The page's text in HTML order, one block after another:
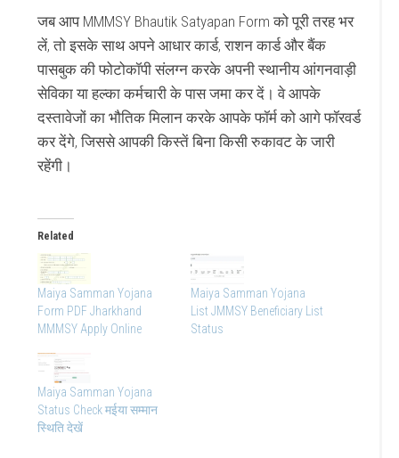
जब आप MMMSY Bhautik Satyapan Form को पूरी तरह भर
लें, तो इसके साथ अपने आधार कार्ड, राशन कार्ड और बैंक
पासबुक की फोटोकॉपी संलग्न करके अपनी स्थानीय आंगनवाड़ी
सेविका या हल्का कर्मचारी के पास जमा कर दें। वे आपके
दस्तावेजों का भौतिक मिलान करके आपके फॉर्म को आगे फॉरवर्ड
कर देंगे, जिससे आपकी किस्तें बिना किसी रुकावट के जारी
रहेंगी।
Related
Maiya Samman Yojana
Form PDF Jharkhand
MMMSY Apply Online
Maiya Samman Yojana
List JMMSY Beneficiary List
Status
Maiya Samman Yojana
Status Check मईया सम्मान
स्थिति देखें